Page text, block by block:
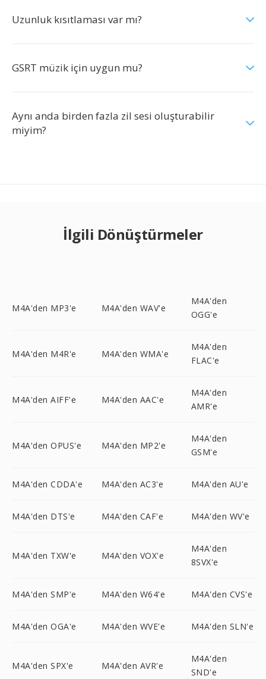
Uzunluk kısıtlaması var mı?
GSRT müzik için uygun mu?
Aynı anda birden fazla zil sesi oluşturabilir
miyim?
İlgili Dönüştürmeler
M4A'den MP3'e M4A'den WAV'e
M4A'den
OGG'e
M4A'den M4R'e M4A'den WMA'e
M4A'den
FLAC'e
M4A'den AIFF'e M4A'den AAC'e
M4A'den
AMR'e
M4A'den OPUS'e M4A'den MP2'e
M4A'den
GSM'e
M4A'den CDDA'e M4A'den AC3'e M4A'den AU'e
M4A'den DTS'e M4A'den CAF'e M4A'den WV'e
M4A'den TXW'e M4A'den VOX'e
M4A'den
8SVX'e
M4A'den SMP'e M4A'den W64'e M4A'den CVS'e
M4A'den OGA'e M4A'den WVE'e M4A'den SLN'e
M4A'den SPX'e M4A'den AVR'e
M4A'den
SND'e